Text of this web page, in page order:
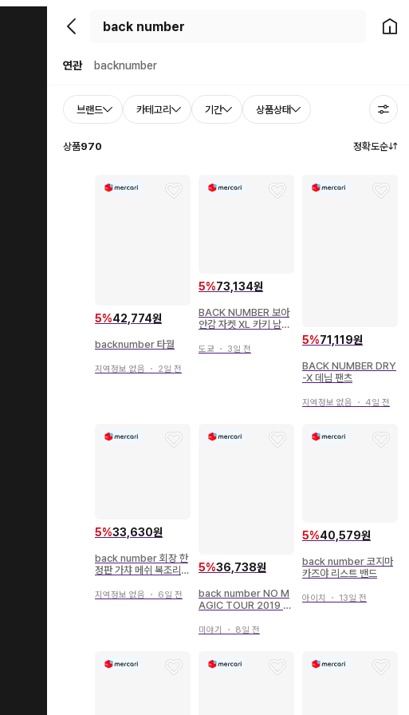
뒤로가기 홈으
연관 backnumber
브랜드 카테고리 기간 상품상태
상품970 정확도순
5%42,774원
backnumber 타월
지역정보 없음 ・ 2일 전
5%73,134원
BACK NUMBER 보아
안감 자켓 XL 카키 남성
도쿄 ・ 3일 전
5%71,119원
BACK NUMBER DRY
-X 데님 팬츠
지역정보 없음 ・ 4일 전
5%33,630원
back number 회장 한
정판 가챠 메쉬 복조리 2
지역정보 없음 ・ 6일 전
5%36,738원
back number NO M
AGIC TOUR 2019 티
미야기 ・ 8일 전
5%40,579원
back number 코지마
카즈야 리스트 밴드
아이치 ・ 13일 전